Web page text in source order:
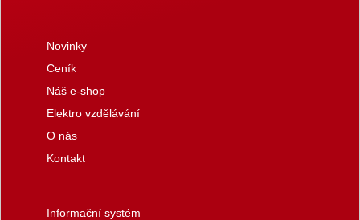
Novinky
Ceník
Náš e-shop
Elektro vzdělávání
O nás
Kontakt
Informační systém